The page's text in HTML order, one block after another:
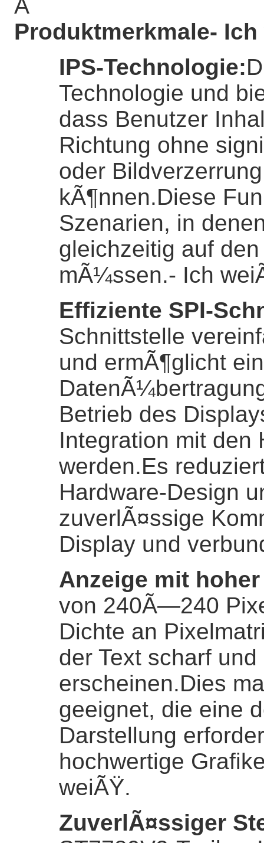
Â
Produktmerkmale- Ich
IPS-Technologie:
Technologie und
dass Benutzer
Richtung ohne
oder
kÃ¶nnen.Diese
Szenarien, in
gleichzeitig auf
mÃ¼ssen.- Ich
Effiziente SPI-
Schnittstelle
und ermÃ¶glicht
Betrieb des
Integration mit den
werden.Es
Hardware-Design
zuverlÃ¤ssige
Display und
Anzeige mit
von 240Ã—240
Dichte an
der Text scharf
erscheinen.Dies
geeignet, die eine
Darstellung
hochwertige
weiÃŸ.
ZuverlÃ¤ssiger